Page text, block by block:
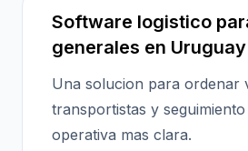
Software logistico
generales en Uruguay
Una solucion para ordenar
transportistas y
operativa mas clara.